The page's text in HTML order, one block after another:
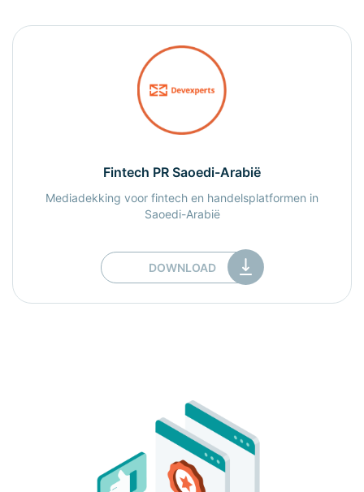
Fintech PR Saoedi-Arabië
Mediadekking voor fintech en handelsplatformen in
Saoedi-Arabië
DOWNLOAD